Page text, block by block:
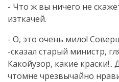
- Что ж вы ничего не
изткачей.
- О, это очень мило!
-сказал старый министр,
Какойузор, какие
чтомне чрезвычайно